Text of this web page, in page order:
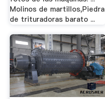
Molinos de martillos,Piedra
de trituradoras barato ...